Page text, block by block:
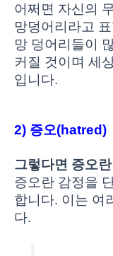
어쩌면 자신의
망덩어리라고
망 덩어리들이
커질 것이며 세
입니다.
2) 증오(hatred)
그렇다면 증오
증오란 감정을
합니다. 이는 여
다.